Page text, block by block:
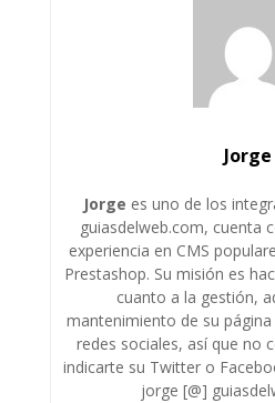
Jorge
Jorge es uno de los
guiasdelweb.com, cuenta
experiencia en CMS
Prestashop. Su misión es
cuanto a la gestión,
mantenimiento de su
redes sociales, así que no
indicarte su Twitter o
jorge [@]